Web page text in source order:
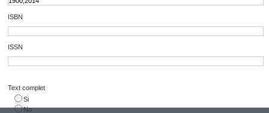
ISBN
ISSN
Text complet
Si
No